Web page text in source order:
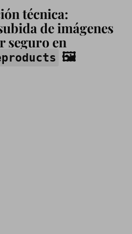
técnica:
de imágenes
seguro en
🖼️